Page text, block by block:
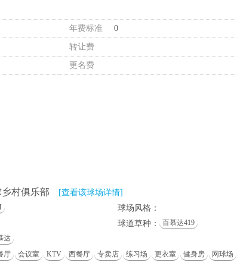
年费标准 0
转让费
更名费
村俱乐部
[查看该球场详情]
球场风格：
球道草种：
百慕达419
达
厅 会议室 KTV 西餐厅 专卖店 练习场 更衣室 健身房 网球场